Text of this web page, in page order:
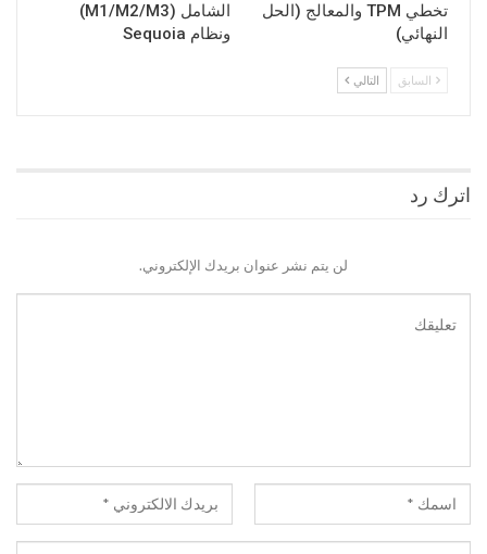
تخطي TPM والمعالج (الحل
النهائي)
الشامل (M1/M2/M3)
ونظام Sequoia
السابق التالي
اترك رد
لن يتم نشر عنوان بريدك الإلكتروني.